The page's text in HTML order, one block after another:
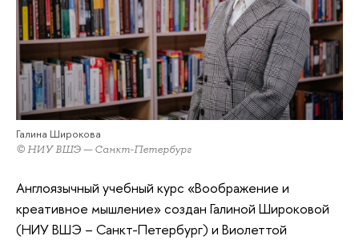
Галина Широкова
© НИУ ВШЭ — Санкт-Петербург
Англоязычный учебный курс «Воображение и
креативное мышление» создан Галиной Широковой
(НИУ ВШЭ – Санкт-Петербург) и Виолеттой